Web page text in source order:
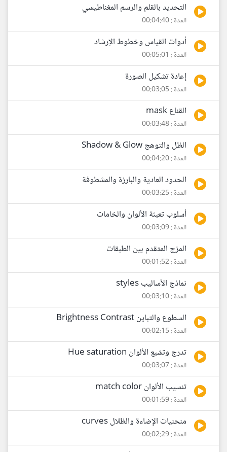
التحديد بالقلم والرسم المغناطيسي
المدة : 00:04:40
أدوات القياس وخطوط الإرشاد
المدة : 00:05:01
إعادة تشكيل الصورة
المدة : 00:03:05
القناع mask
المدة : 00:03:48
الظل والتوهج Shadow & Glow
المدة : 00:04:20
الحدود العادية والبارزة والمشطوفة
المدة : 00:03:25
أسلوب تعبئة الألوان والخامات
المدة : 00:03:09
المزج المتقدم بين الطبقات
المدة : 00:01:52
نماذج الأساليب styles
المدة : 00:03:10
السطوع والتباين Brightness Contrast
المدة : 00:02:15
تدرج وتشبع الألوان Hue saturation
المدة : 00:03:07
تنسيب الألوان match color
المدة : 00:01:59
منحنيات الإضاءة والظلال curves
المدة : 00:02:29